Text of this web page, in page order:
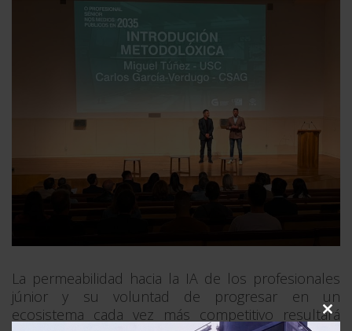
La permeabilidad hacia la IA de los profesionales
júnior y su voluntad de progresar en un
ecosistema cada vez más competitivo resultará